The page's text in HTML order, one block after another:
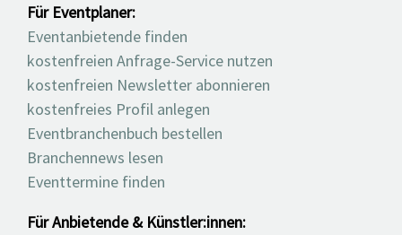
Für Eventplaner:
Eventanbietende finden
kostenfreien Anfrage-Service nutzen
kostenfreien Newsletter abonnieren
kostenfreies Profil anlegen
Eventbranchenbuch bestellen
Branchennews lesen
Eventtermine finden
Für Anbietende & Künstler:innen: